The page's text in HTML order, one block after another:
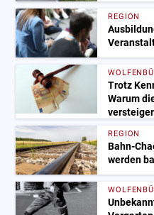
REGION
Trotz
Warum
REGION
Bahn-
werden